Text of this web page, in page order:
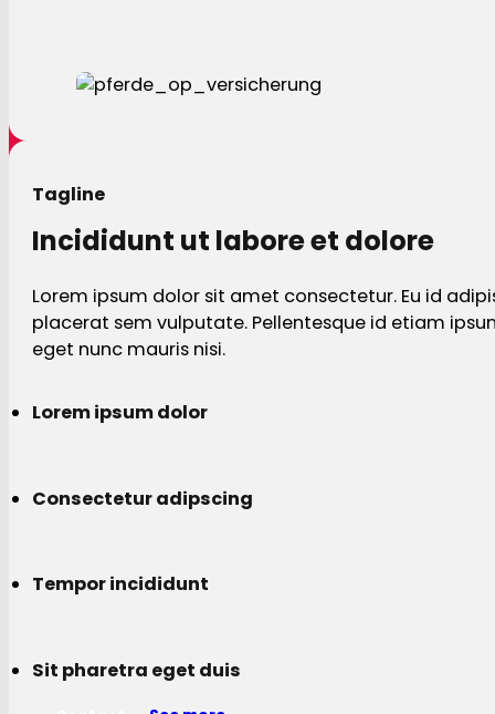
Tagline
Incididunt ut labore et dolore
Lorem ipsum dolor sit amet consectetur. Eu id
placerat sem vulputate. Pellentesque id etiam
eget nunc mauris nisi.
Lorem ipsum dolor
Consectetur adipscing
Tempor incididunt
Sit pharetra eget duis